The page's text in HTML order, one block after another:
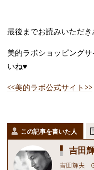
最後までお読みいただき
美的ラボショッピング
いね♥
<<美的ラボ公式サイト>>
この記事を書いた人
吉田
吉田輝夫